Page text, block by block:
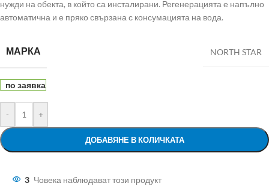
нужди на обекта, в който са инсталирани. Регенерацията е напълно
автоматична и е пряко свързана с консумацията на вода.
МАРКА NORTH STAR
по заявка
- +
ДОБАВЯНЕ В КОЛИЧКАТА
3 Човека наблюдават този продукт